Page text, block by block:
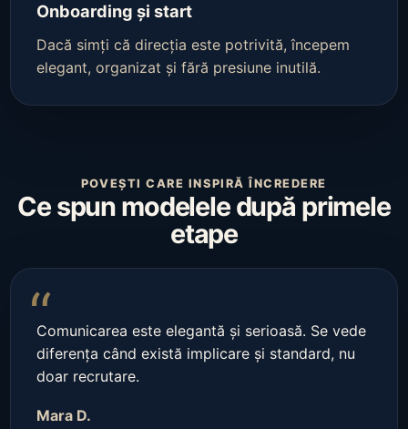
Onboarding și start
Dacă simți că direcția este potrivită, începem
elegant, organizat și fără presiune inutilă.
POVEȘTI CARE INSPIRĂ ÎNCREDERE
Ce spun modelele după primele
etape
“
Comunicarea este elegantă și serioasă. Se vede
diferența când există implicare și standard, nu
doar recrutare.
Mara D.